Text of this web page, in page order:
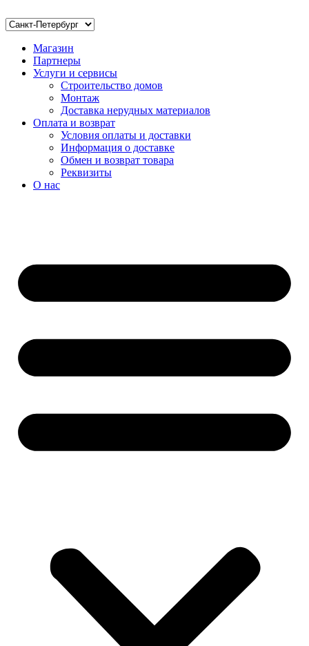
Магазин
Партнеры
Услуги и сервисы
Строительство домов
Монтаж
Доставка нерудных материалов
Оплата и возврат
Условия оплаты и доставки
Информация о доставке
Обмен и возврат товара
Реквизиты
О нас